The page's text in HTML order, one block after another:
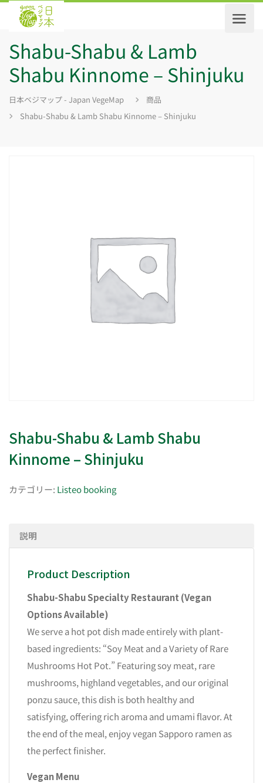
Shabu-Shabu & Lamb
Shabu Kinnome – Shinjuku
日本ベジマップ - Japan VegeMap
商品
Shabu-Shabu & Lamb Shabu Kinnome – Shinjuku
Shabu-Shabu & Lamb Shabu
Kinnome – Shinjuku
カテゴリー: Listeo booking
説明
Product Description
Shabu-Shabu Specialty Restaurant (Vegan
Options Available)
We serve a hot pot dish made entirely with plant-
based ingredients: “Soy Meat and a Variety of Rare
Mushrooms Hot Pot.” Featuring soy meat, rare
mushrooms, highland vegetables, and our original
ponzu sauce, this dish is both healthy and
satisfying, offering rich aroma and umami flavor. At
the end of the meal, enjoy vegan Sapporo ramen as
the perfect finisher.
Vegan Menu